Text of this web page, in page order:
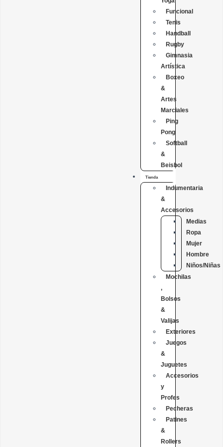
Funcional
Tenis
Handball
Rugby
Gimnasia
Artística
Boxeo
&
Artes
Marciales
Ping
Pong
Softball
&
Beisbol
Tienda
Indumentaria
&
Accesorios
Medias
Ropa
Mujer
Hombre
Niños/Niñas
Mochilas
,
Bolsos
&
Valijas
Exteriores
Juegos
&
Juguetes
Accesorios
y
Profes
Pecheras
Patines
&
Rollers